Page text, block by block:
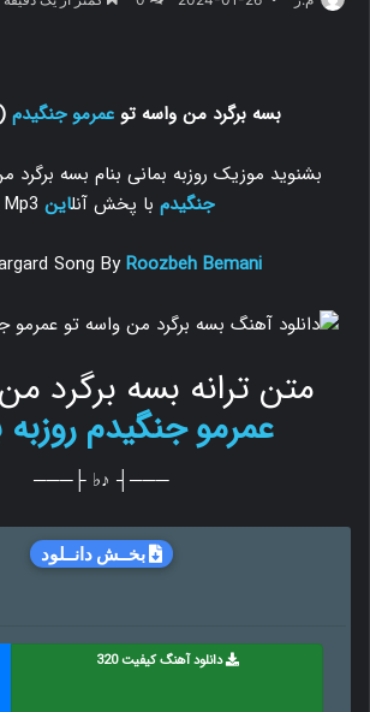
بسه برگرد من واسه تو عمرمو جنگیدم (
بشنوید موزیک روزبه بمانی بنام بسه برگرد
جنگیدم با پخش آنلاین
Song ByRoozbeh Bemani
متن ترانه بسه برگرد
عمرمو جنگیدم
───┤ ♪♭ ├───
بخــش دانــلود
دانلود آهنگ کیفیت 320